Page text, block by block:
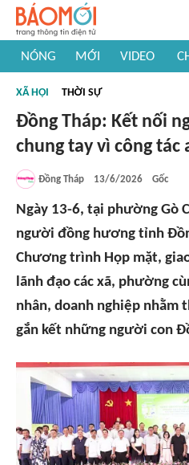
NÓNG MỚI VIDEO
#Khám phá thế giới
XÃ HỘI THỜI SỰ
Đồng Tháp: Kết nối
chung tay vì công tác
Đồng Tháp 13/6/2026 Gốc
Ngày 13-6, tại phường Gò
người đồng hương tỉnh
Chương trình Họp mặt,
lãnh đạo các xã, phường
nhân, doanh nghiệp nhằm
gắn kết những người con